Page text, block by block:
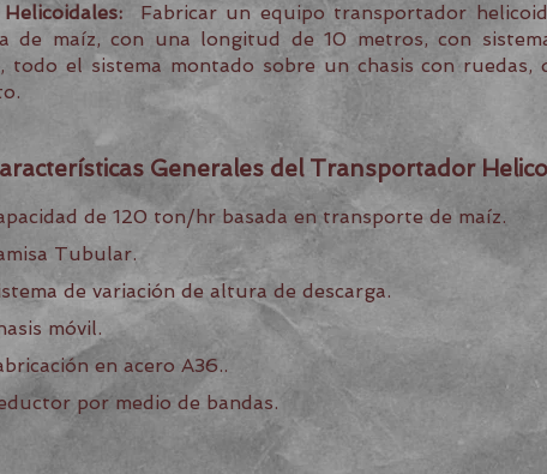
Fabricar un equipo transportador
de maíz, con una longitud de 10 metros, con
todo el sistema montado sobre un chasis con
Generales del Transportador
de 120 ton/hr basada en transporte de maíz.
Tubular.
de variación de altura de descarga.
móvil.
en acero A36..
por medio de bandas.